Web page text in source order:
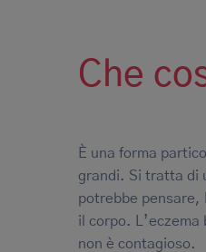
Che
È una forma
grandi. Si tratta di
potrebbe pensare,
il corpo.
non è contagioso.